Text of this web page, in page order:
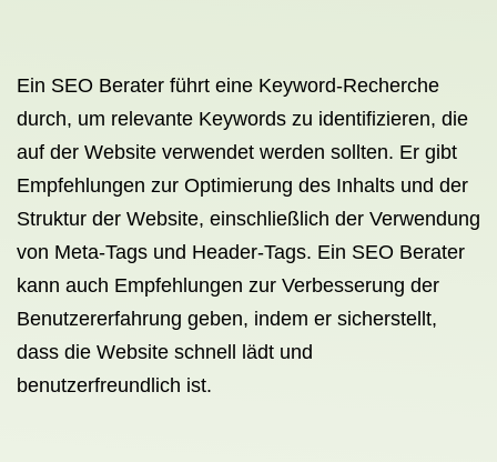
Ein SEO Berater führt eine Keyword-Recherche
durch, um relevante Keywords zu identifizieren, die
auf der Website verwendet werden sollten. Er gibt
Empfehlungen zur Optimierung des Inhalts und der
Struktur der Website, einschließlich der Verwendung
von Meta-Tags und Header-Tags. Ein SEO Berater
kann auch Empfehlungen zur Verbesserung der
Benutzererfahrung geben, indem er sicherstellt,
dass die Website schnell lädt und
benutzerfreundlich ist.